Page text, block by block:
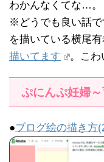
わかんなくてな…。
※どうでも良い話で
を描いている横尾
描いてます
。こわ
ぷにんぷ妊婦
●ブログ絵の描き方